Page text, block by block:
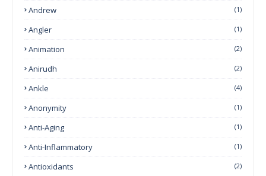
Andrew (1)
Angler (1)
Animation (2)
Anirudh (2)
Ankle (4)
Anonymity (1)
Anti-Aging (1)
Anti-Inflammatory (1)
Antioxidants (2)